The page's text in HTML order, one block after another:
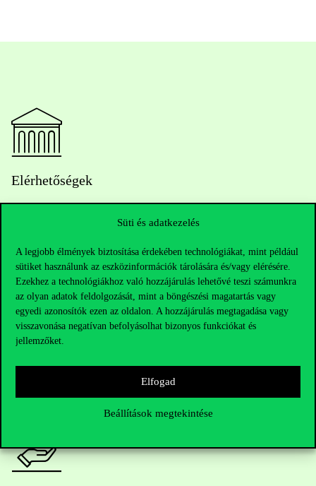
Süti és adatkezelés
A legjobb élmények biztosítása érdekében technológiákat, mint például
sütiket használunk az eszközinformációk tárolására és/vagy elérésére.
Ezekhez a technológiákhoz való hozzájárulás lehetővé teszi számunkra
az olyan adatok feldolgozását, mint a böngészési magatartás vagy
egyedi azonosítók ezen az oldalon. A hozzájárulás megtagadása vagy
visszavonása negatívan befolyásolhat bizonyos funkciókat és
jellemzőket.
Elfogad
Beállítások megtekintése
Elérhetőségek
Kérdésed van a felvételivel kapcsolatban?
Oktatói elérhetőségek
HUB jelenlegi hallgatóinknak
press@uni-corvinus.hu